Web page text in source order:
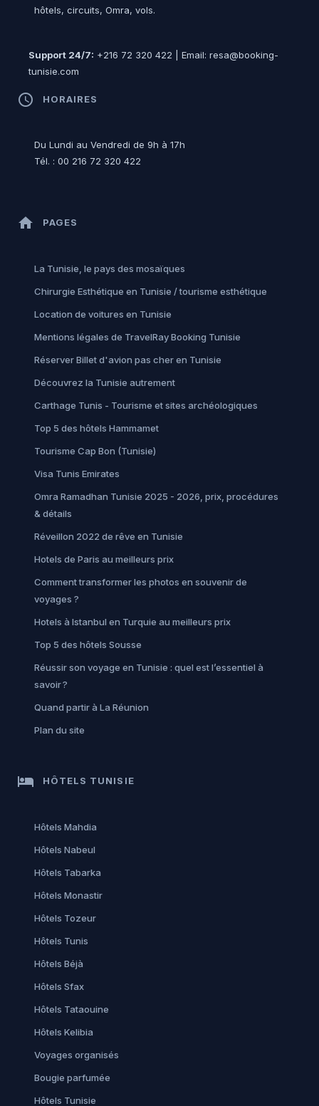
hôtels, circuits, Omra, vols.
Support 24/7: +216 72 320 422 | Email: resa@booking-
tunisie.com
access_time HORAIRES
Du Lundi au Vendredi de 9h à 17h
Tél. : 00 216 72 320 422
home PAGES
La Tunisie, le pays des mosaïques
Chirurgie Esthétique en Tunisie / tourisme esthétique
Location de voitures en Tunisie
Mentions légales de TravelRay Booking Tunisie
Réserver Billet d'avion pas cher en Tunisie
Découvrez la Tunisie autrement
Carthage Tunis - Tourisme et sites archéologiques
Top 5 des hôtels Hammamet
Tourisme Cap Bon (Tunisie)
Visa Tunis Emirates
Omra Ramadhan Tunisie 2025 - 2026, prix, procédures
& détails
Réveillon 2022 de rêve en Tunisie
Hotels de Paris au meilleurs prix
Comment transformer les photos en souvenir de
voyages ?
Hotels à Istanbul en Turquie au meilleurs prix
Top 5 des hôtels Sousse
Réussir son voyage en Tunisie : quel est l’essentiel à
savoir ?
Quand partir à La Réunion
Plan du site
hotel HÔTELS TUNISIE
Hôtels Mahdia
Hôtels Nabeul
Hôtels Tabarka
Hôtels Monastir
Hôtels Tozeur
Hôtels Tunis
Hôtels Béjà
Hôtels Sfax
Hôtels Tataouine
Hôtels Kelibia
Voyages organisés
Bougie parfumée
Hôtels Tunisie